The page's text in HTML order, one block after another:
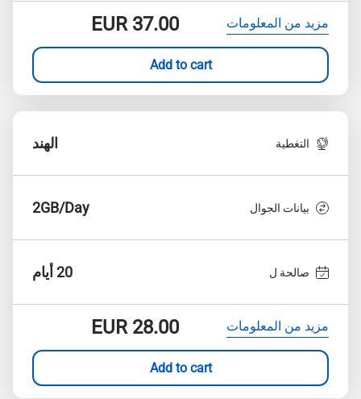
مزيد من المعلومات EUR37.00
Add to cart
التغطية الهند
بيانات الجوال 2GB/Day
صالحة ل 20 أيام
مزيد من المعلومات EUR28.00
Add to cart